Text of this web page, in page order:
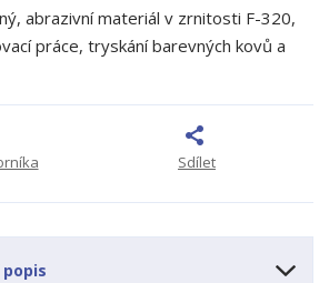
t
m
n
ž
í
abrazivní materiál v zrnitosti F-320,
práce, tryskání barevných kovů a
Sdílet